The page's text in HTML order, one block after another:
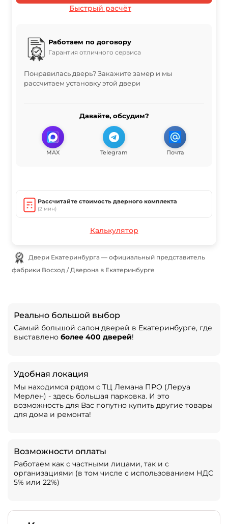
Быстрый расчёт
Работаем по договору
Гарантия отличного сервиса
Понравилась дверь? Закажите замер и мы
рассчитаем установку этой двери
Давайте, обсудим?
MAX Telegram Почта
Рассчитайте стоимость дверного комплекта
(2 мин)
Калькулятор
фабрики Восход / Дверона в Екатеринбурге
Реально большой выбор
Самый большой салон дверей в Екатеринбурге, где
выставлено более 400 дверей!
Удобная локация
Мы находимся рядом с ТЦ Лемана ПРО (Леруа
Мерлен) - здесь большая парковка. И это
возможность для Вас попутно купить другие товары
для дома и ремонта!
Возможности оплаты
Работаем как с частными лицами, так и с
организациями (в том числе с использованием НДС
5% или 22%)